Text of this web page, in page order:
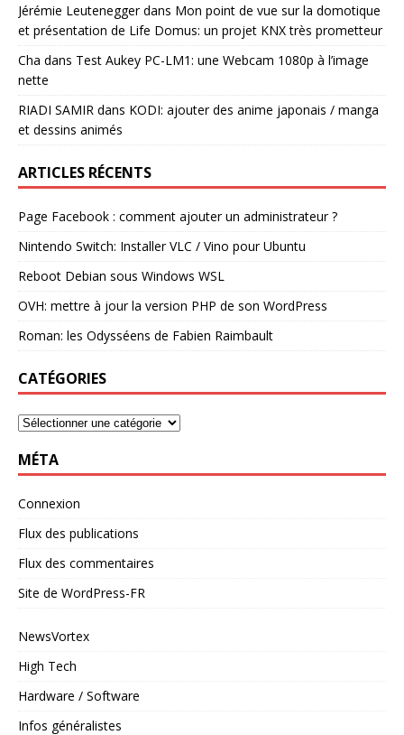
Jérémie Leuteneggerdans Mon point de vue sur la domotique
et présentation de Life Domus: un projet KNX très prometteur
Cha dans Test Aukey PC-LM1: une Webcam 1080p à l’image
nette
RIADI SAMIR dans KODI: ajouter des anime japonais / manga
et dessins animés
ARTICLES RÉCENTS
Page Facebook : comment ajouter un administrateur ?
Nintendo Switch: Installer VLC / Vino pour Ubuntu
Reboot Debian sous Windows WSL
OVH: mettre à jour la version PHP de son WordPress
Roman: les Odysséens de Fabien Raimbault
CATÉGORIES
MÉTA
Connexion
Flux des publications
Flux des commentaires
Site de WordPress-FR
NewsVortex
High Tech
Hardware / Software
Infos généralistes